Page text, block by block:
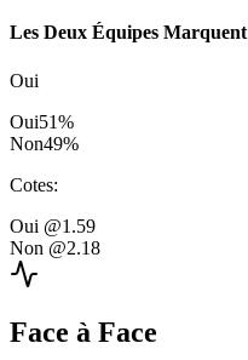
Les Deux Équipes Marquent
Oui
Oui51%
Non49%
Cotes:
Oui @1.59
Non @2.18
Face à Face